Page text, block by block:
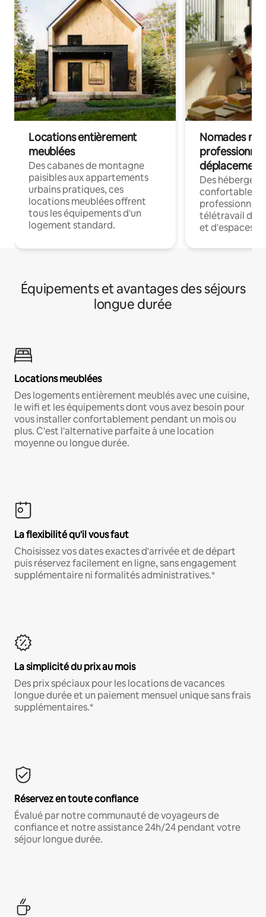
Locations entièrement
meublées
Des cabanes de montagne
paisibles aux appartements
urbains pratiques, ces
locations meublées offrent
tous les équipements d'un
logement standard.
Nomades
déplacement
Des
confortables
professionnels
télétravail
et d'espaces
Équipements et avantages des séjours
longue durée
Locations meublées
Des logements entièrement meublés avec une cuisine,
le wifi et les équipements dont vous avez besoin pour
vous installer confortablement pendant un mois ou
plus. C'est l'alternative parfaite à une location
moyenne ou longue durée.
La flexibilité qu'il vous faut
Choisissez vos dates exactes d'arrivée et de départ
puis réservez facilement en ligne, sans engagement
supplémentaire ni formalités administratives.*
La simplicité du prix au mois
Des prix spéciaux pour les locations de vacances
longue durée et un paiement mensuel unique sans frais
supplémentaires.*
Réservez en toute confiance
Évalué par notre communauté de voyageurs de
confiance et notre assistance 24h/24 pendant votre
séjour longue durée.